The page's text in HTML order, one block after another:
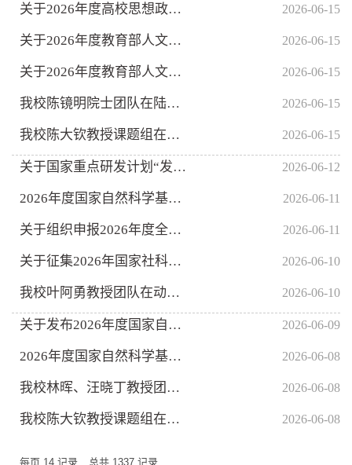
关于2026年度高校思想政治理论课教师研究专项一般项目申报工作的... 2026-06-15
关于2026年度教育部人文社会科学研究专项任务项目（中国特色社会... 2026-06-15
关于2026年度教育部人文社会科学研究专项任务项目（高校辅导员研... 2026-06-15
我校陈镜明院士团队在陆地生态系统碳通量反演估算研究领域发表重... 2026-06-15
我校陈大钦教授课题组在卤化物钙钛矿X射线闪烁体研究领域取得进... 2026-06-15
关于国家重点研发计划“发育编程及其代谢调节”“合成生物学”重... 2026-06-12
2026年度国家自然科学基金委员会与国际应用系统分析学会 学术会... 2026-06-11
关于组织申报2026年度全国高校古籍整理项目的通知 2026-06-11
关于征集2026年国家社科基金重大项目选题的通知 2026-06-10
我校叶阿勇教授团队在动态环境下可信公平智能方面取得系列突破 2026-06-10
关于发布2026年度国家自然科学基金民营企业创新发展 联合基金项... 2026-06-09
2026年度国家自然科学基金委员会与国际理论物理中心合作交流项目... 2026-06-08
我校林晖、汪晓丁教授团队在分布式智能系统的安全高效存储、计算... 2026-06-08
我校陈大钦教授课题组在高温成像玻璃陶瓷闪烁体领域取得进展 2026-06-08
每页 14 记录 总共 1337 记录